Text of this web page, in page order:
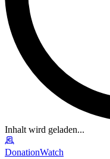
Inhalt wird geladen...
DonationWatch